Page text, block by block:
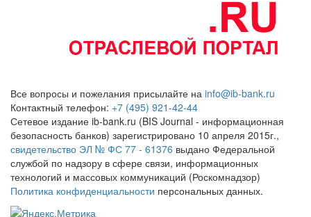
Все вопросы и пожелания присылайте на info@ib-bank.ru
Контактный телефон: +7 (495) 921-42-44
Сетевое издание ib-bank.ru (BIS Journal - информационная
безопасность банков) зарегистрировано 10 апреля 2015г.,
свидетельство ЭЛ № ФС 77 - 61376 выдано Федеральной
службой по надзору в сфере связи, информационных
технологий и массовых коммуникаций (Роскомнадзор)
Политика конфиденциальности персональных данных.